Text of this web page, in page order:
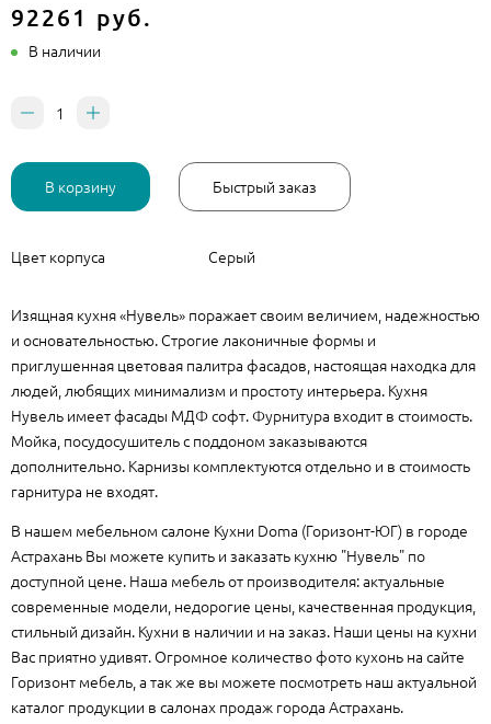
92261 руб.
В наличии
В корзину Быстрый заказ
Цвет корпуса Серый
Изящная кухня «Нувель» поражает своим величием, надежностью
и основательностью. Строгие лаконичные формы и
приглушенная цветовая палитра фасадов, настоящая находка для
людей, любящих минимализм и простоту интерьера. Кухня
Нувель имеет фасады МДФ софт. Фурнитура входит в стоимость.
Мойка, посудосушитель с поддоном заказываются
дополнительно. Карнизы комплектуются отдельно и в стоимость
гарнитура не входят.
В нашем мебельном салоне Кухни Doma (Горизонт-ЮГ) в городе
Астрахань Вы можете купить и заказать кухню "Нувель" по
доступной цене. Наша мебель от производителя: актуальные
современные модели, недорогие цены, качественная продукция,
стильный дизайн. Кухни в наличии и на заказ. Наши цены на кухни
Вас приятно удивят. Огромное количество фото кухонь на сайте
Горизонт мебель, а так же вы можете посмотреть наш актуальной
каталог продукции в салонах продаж города Астрахань.